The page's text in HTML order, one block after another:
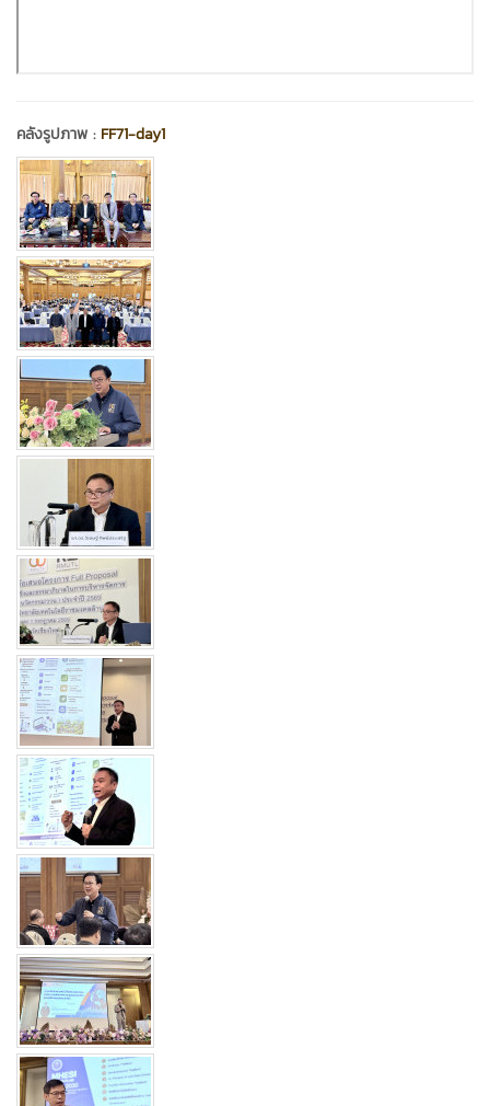
คลังรูปภาพ : FF71-day1